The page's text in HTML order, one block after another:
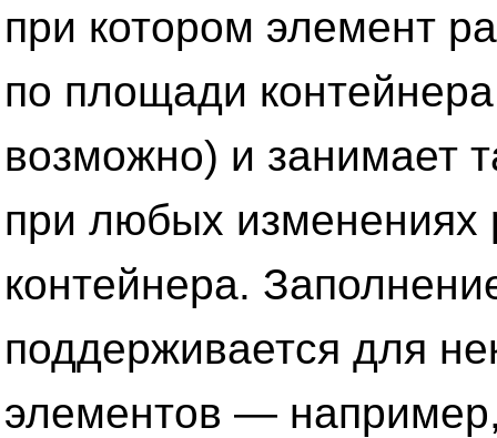
при котором элемент
по площади
возможно) и занимает
при любых изменениях
контейнера.
поддерживается для
элементов —